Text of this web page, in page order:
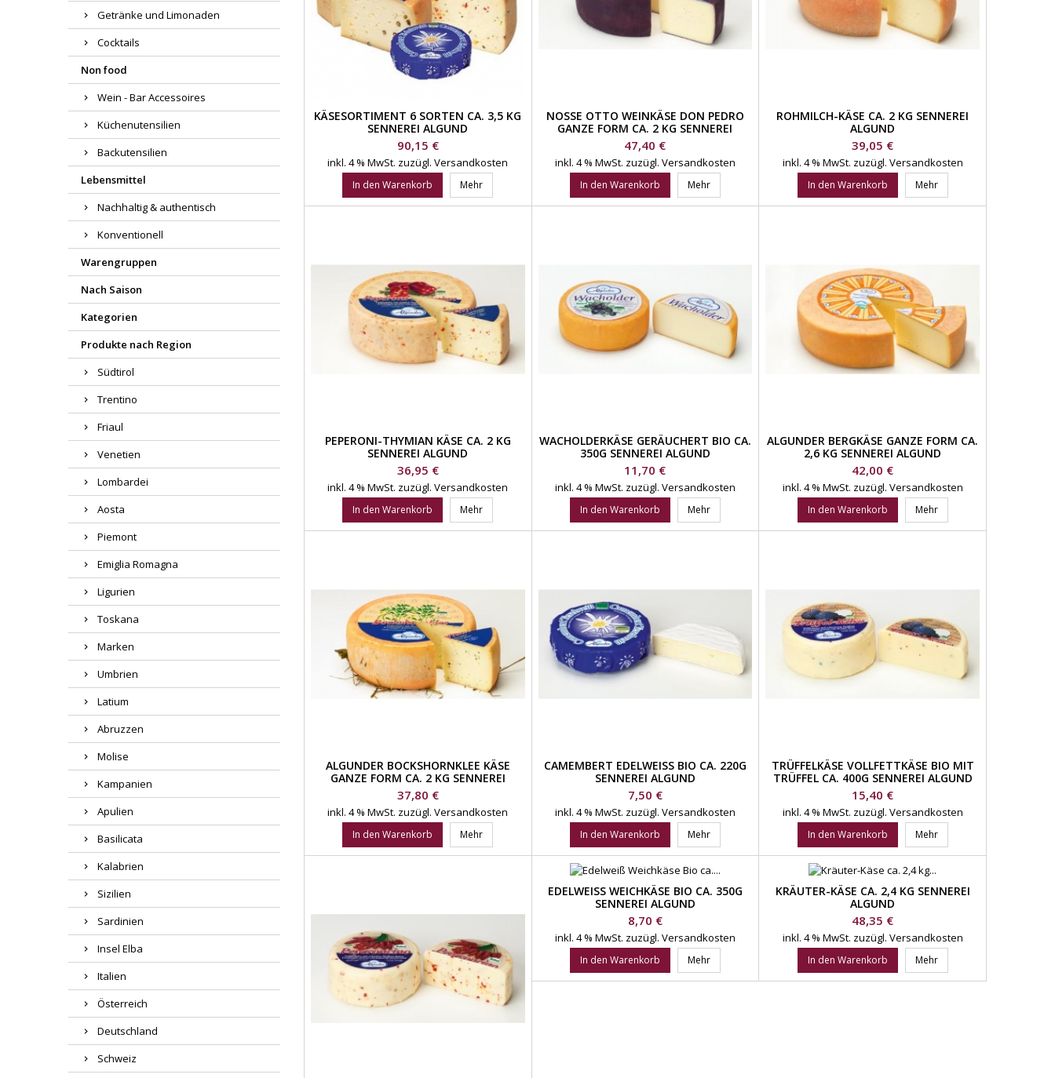
Getränke und Limonaden
Cocktails
Non food
Wein - Bar Accessoires
Küchenutensilien
Backutensilien
Lebensmittel
Nachhaltig & authentisch
Konventionell
Warengruppen
Nach Saison
Kategorien
Produkte nach Region
Südtirol
Trentino
Friaul
Venetien
Lombardei
Aosta
Piemont
Emiglia Romagna
Ligurien
Toskana
Marken
Umbrien
Latium
Abruzzen
Molise
Kampanien
Apulien
Basilicata
Kalabrien
Sizilien
Sardinien
Insel Elba
Italien
Österreich
Deutschland
Schweiz
KÄSESORTIMENT 6 SORTEN CA. 3,5 KG
SENNEREI ALGUND
Preis
90,15 €
inkl. 4 % MwSt. zuzügl. Versandkosten
In den Warenkorb Mehr
NOSSE OTTO WEINKÄSE DON PEDRO
GANZE FORM CA. 2 KG SENNEREI
ALGUND
Preis
47,40 €
inkl. 4 % MwSt. zuzügl. Versandkosten
In den Warenkorb Mehr
ROHMILCH-KÄSE CA. 2 KG SENNEREI
ALGUND
Preis
39,05 €
inkl. 4 % MwSt. zuzügl. Versandkosten
In den Warenkorb Mehr
PEPERONI-THYMIAN KÄSE CA. 2 KG
SENNEREI ALGUND
Preis
36,95 €
inkl. 4 % MwSt. zuzügl. Versandkosten
In den Warenkorb Mehr
WACHOLDERKÄSE GERÄUCHERT BIO CA.
350G SENNEREI ALGUND
Preis
11,70 €
inkl. 4 % MwSt. zuzügl. Versandkosten
In den Warenkorb Mehr
ALGUNDER BERGKÄSE GANZE FORM CA.
2,6 KG SENNEREI ALGUND
Preis
42,00 €
inkl. 4 % MwSt. zuzügl. Versandkosten
In den Warenkorb Mehr
ALGUNDER BOCKSHORNKLEE KÄSE
GANZE FORM CA. 2 KG SENNEREI
ALGUND
Preis
37,80 €
inkl. 4 % MwSt. zuzügl. Versandkosten
In den Warenkorb Mehr
CAMEMBERT EDELWEISS BIO CA. 220G
SENNEREI ALGUND
Preis
7,50 €
inkl. 4 % MwSt. zuzügl. Versandkosten
In den Warenkorb Mehr
TRÜFFELKÄSE VOLLFETTKÄSE BIO MIT
TRÜFFEL CA. 400G SENNEREI ALGUND
Preis
15,40 €
inkl. 4 % MwSt. zuzügl. Versandkosten
In den Warenkorb Mehr
EDELWEISS WEICHKÄSE BIO CA. 350G S
ENNEREI ALGUND
Preis
8,70 €
inkl. 4 % MwSt. zuzügl. Versandkosten
In den Warenkorb Mehr
KRÄUTER-KÄSE CA. 2,4 KG SENNEREI
ALGUND
Preis
48,35 €
inkl. 4 % MwSt. zuzügl. Versandkosten
In den Warenkorb Mehr